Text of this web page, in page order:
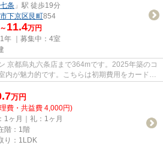
七条 」駅 徒歩19分
下京区 艮町854
11.4万円
年 ｜募集中： 4室
京都烏丸六条店まで364mです。2025年築のコ
内が魅力的です。こちらは初期費用をカードで
万円
費・共益費 4,000円)
1ヶ月｜礼：1ヶ月
階：1階
り：1LDK